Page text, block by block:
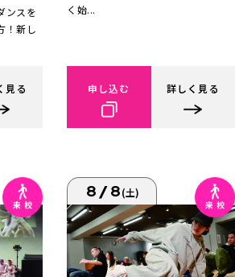
ンスを
！新し
見る
く始...
申し込む 詳しく見る
8/8(土)